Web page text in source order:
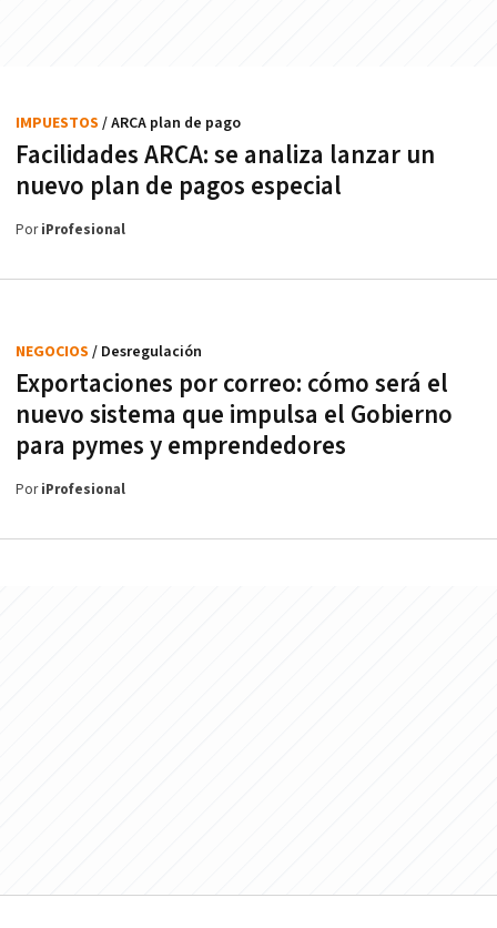
Facilidades ARCA: se analiza lanzar un
nuevo plan de pagos especial
IMPUESTOS / ARCA plan de pago
PoriProfesional
Exportaciones por correo: cómo será el
nuevo sistema que impulsa el Gobierno
para pymes y emprendedores
NEGOCIOS / Desregulación
PoriProfesional